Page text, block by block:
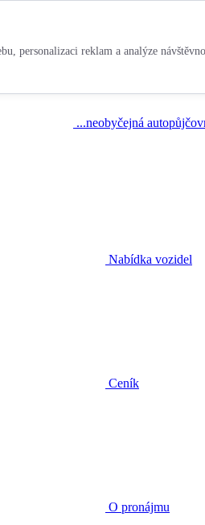
personalizaci reklam a analýze
...neobyčejná
Nabídka vozidel
Ceník
O pronájmu